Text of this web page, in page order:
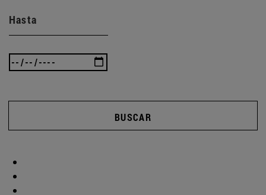
Hasta
BUSCAR